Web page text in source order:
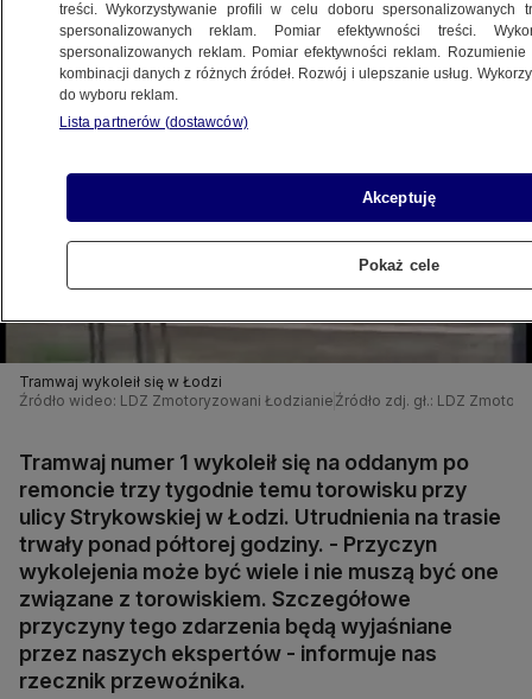
Udostępnij
Tramwaj wykoleił się w Łodzi
Źródło wideo: LDZ Zmotoryzowani Łodzianie Źródło zdj. gł.: LDZ
Tramwaj numer 1 wykoleił się na oddanym po
remoncie trzy tygodnie temu torowisku przy
ulicy Strykowskiej w Łodzi. Utrudnienia na trasie
trwały ponad półtorej godziny. - Przyczyn
wykolejenia może być wiele i nie muszą być one
związane z torowiskiem. Szczegółowe
przyczyny tego zdarzenia będą wyjaśniane
przez naszych ekspertów - informuje nas
rzecznik przewoźnika.
treści. Wykorzystywanie profili w celu doboru spersonalizowanych
spersonalizowanych reklam. Pomiar efektywności treści.
spersonalizowanych reklam. Pomiar efektywności reklam.
kombinacji danych z różnych źródeł. Rozwój i ulepszanie usług.
do wyboru reklam.
Lista partnerów (dostawców)
Akceptuję
Pokaż cele